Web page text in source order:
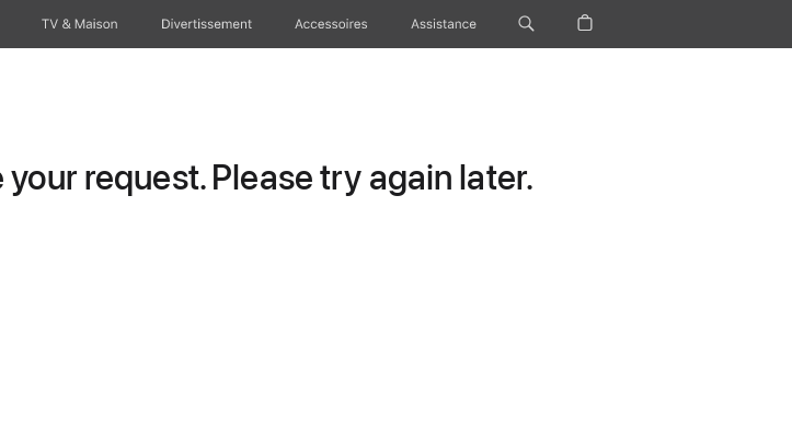
TV & Maison Divertissements Accessoires Assistance
request. Please try again later.